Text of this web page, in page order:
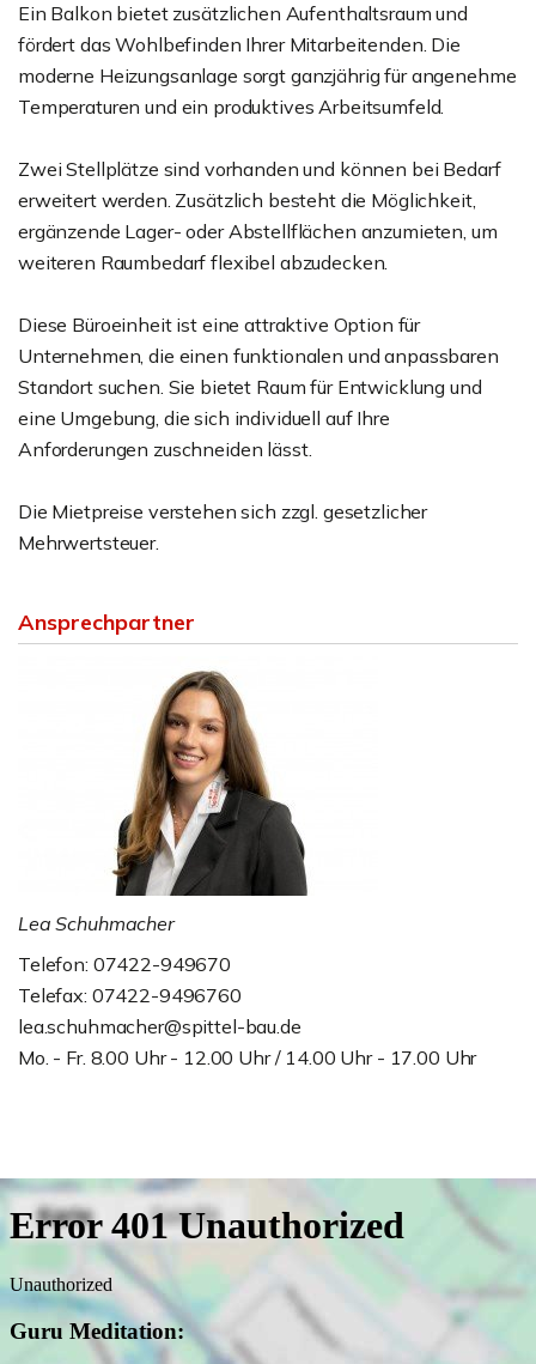
Ein Balkon bietet zusätzlichen Aufenthaltsraum und
fördert das Wohlbefinden Ihrer Mitarbeitenden. Die
moderne Heizungsanlage sorgt ganzjährig für angenehme
Temperaturen und ein produktives Arbeitsumfeld.
Zwei Stellplätze sind vorhanden und können bei Bedarf
erweitert werden. Zusätzlich besteht die Möglichkeit,
ergänzende Lager- oder Abstellflächen anzumieten, um
weiteren Raumbedarf flexibel abzudecken.
Diese Büroeinheit ist eine attraktive Option für
Unternehmen, die einen funktionalen und anpassbaren
Standort suchen. Sie bietet Raum für Entwicklung und
eine Umgebung, die sich individuell auf Ihre
Anforderungen zuschneiden lässt.
Die Mietpreise verstehen sich zzgl. gesetzlicher
Mehrwertsteuer.
Ansprechpartner
Lea Schuhmacher
Telefon: 07422-949670
Telefax: 07422-9496760
lea.schuhmacher@spittel-bau.de
Mo. - Fr. 8.00 Uhr - 12.00 Uhr / 14.00 Uhr - 17.00 Uhr